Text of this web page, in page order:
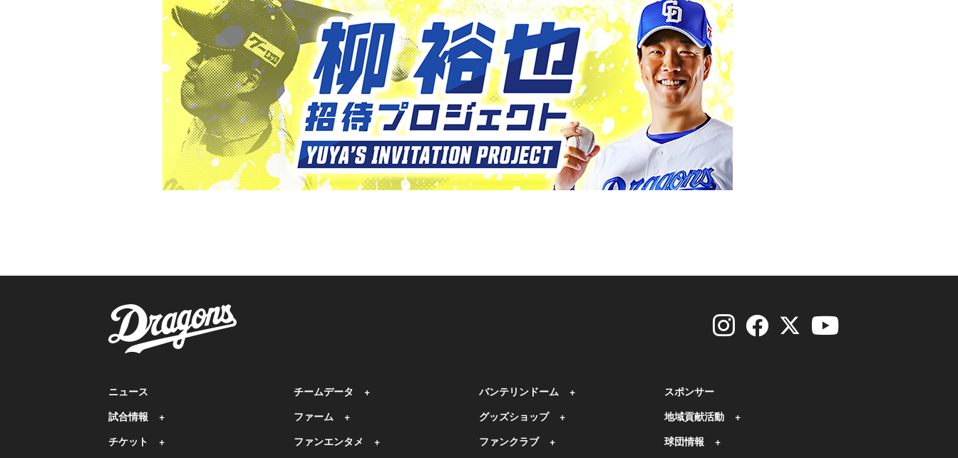
ニュース
試合情報
チケット
チームデータ
ファーム
ファンエンタメ
バンテリンドーム
グッズショップ
ファンクラブ
スポンサー
地域貢献活動
球団情報